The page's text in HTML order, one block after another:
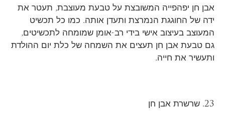
אבן חן יפהפייה המשובצת על טבעת מעוצבת, תעטר את
ידה של החוגגת הנמרצת ותעדן אותה. כמו כל תכשיט
המעוצב בעיצוב אישי בידי רב-אומן שמומחה לתכשיטים,
גם טבעת אבן חן תעצים את השמחה של כלת יום ההולדת
ותעשיר את חייה.
23. שרשרת אבן חן